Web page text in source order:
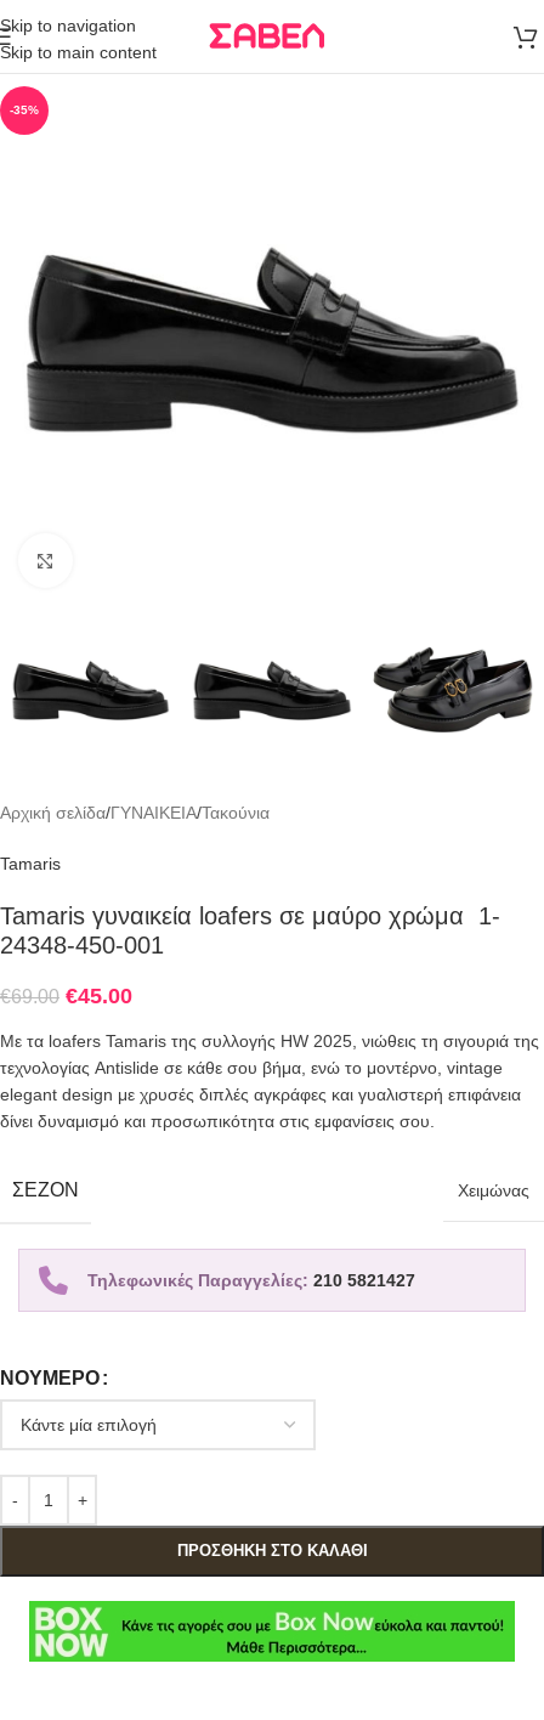
Skip to navigation
Skip to main content
άνω των 80€
Παραγγελία
-35%
Αρχική σελίδα/ΓΥΝΑΙΚΕΙΑ/Τακούνια
Tamaris
Tamaris γυναικεία loafers σε μαύρο χρώμα 1-
24348-450-001
€69.00 €45.00
Με τα loafers Tamaris της συλλογής HW 2025, νιώθεις τη σιγουριά της
τεχνολογίας Antislide σε κάθε σου βήμα, ενώ το μοντέρνο, vintage
elegant design με χρυσές διπλές αγκράφες και γυαλιστερή επιφάνεια
δίνει δυναμισμό και προσωπικότητα στις εμφανίσεις σου.
ΣΕΖΌΝ Χειμώνας
Τηλεφωνικές Παραγγελίες: 210 5821427
ΝΟΎΜΕΡΟ
ΠΡΟΣΘΉΚΗ ΣΤΟ ΚΑΛΆΘΙ